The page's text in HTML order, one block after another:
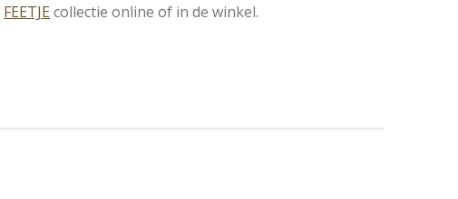
FEETJE collectie online of in de winkel.